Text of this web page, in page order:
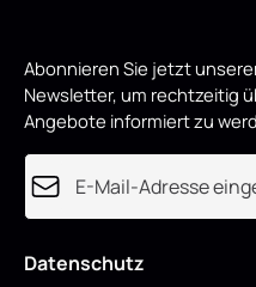
Styling-Komponenten
r
d
u
z
e
t
Abonnieren Sie jetzt
Newsletter, um rechtzeitig
Angebote informiert zu
E-Mail-Adresse*
Datenschutz